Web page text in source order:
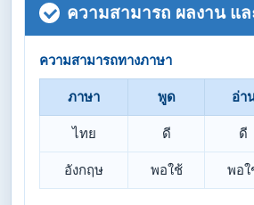
ความสามารถ ผลงาน แล
ความสามารถทางภาษา
ภาษา พูด อ่า
ไทย ดี ดี
อังกฤษ พอใช้ พอใ